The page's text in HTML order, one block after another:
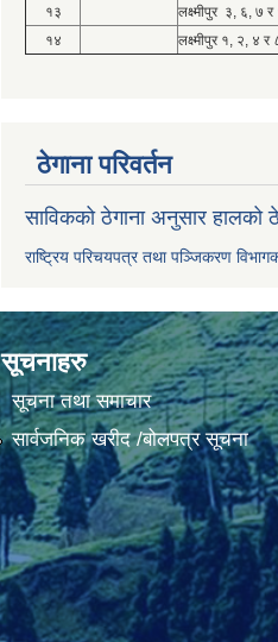
१३
लक्ष्मीपुर ३, ६, ७ र
१४
लक्ष्मीपुर १, २, ४ र
ठेगाना परिवर्तन
साविकको ठेगाना अनुसार हालको
राष्ट्रिय परिचयपत्र तथा पञ्जिकरण
सूचनाहरु
सूचना तथा समाचार
सार्वजनिक खरीद /बोलपत्र सूचना